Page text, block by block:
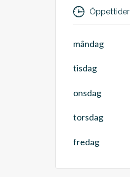
Öppettider
måndag
tisdag
onsdag
torsdag
fredag